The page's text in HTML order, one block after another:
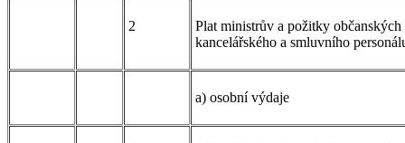
2
Plat ministrův a požitky
kancelářského a smluvního
a) osobní výdaje